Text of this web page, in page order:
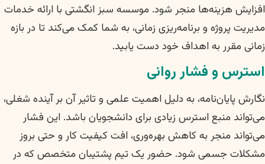
افزایش هزینه‌ها منجر شود. موسسه سبز انگشتی با ارائه خدمات
مدیریت پروژه و برنامه‌ریزی زمانی، به شما کمک می‌کند تا در بازه
زمانی مقرر به اهداف خود دست یابید.
استرس و فشار روانی
نگارش پایان‌نامه، به دلیل اهمیت علمی و تاثیر آن بر آینده شغلی،
می‌تواند منبع استرس زیادی برای دانشجویان باشد. این فشار
می‌تواند منجر به کاهش بهره‌وری، افت کیفیت کار و حتی بروز
مشکلات جسمی شود. حضور یک تیم پشتیبان متخصص که در